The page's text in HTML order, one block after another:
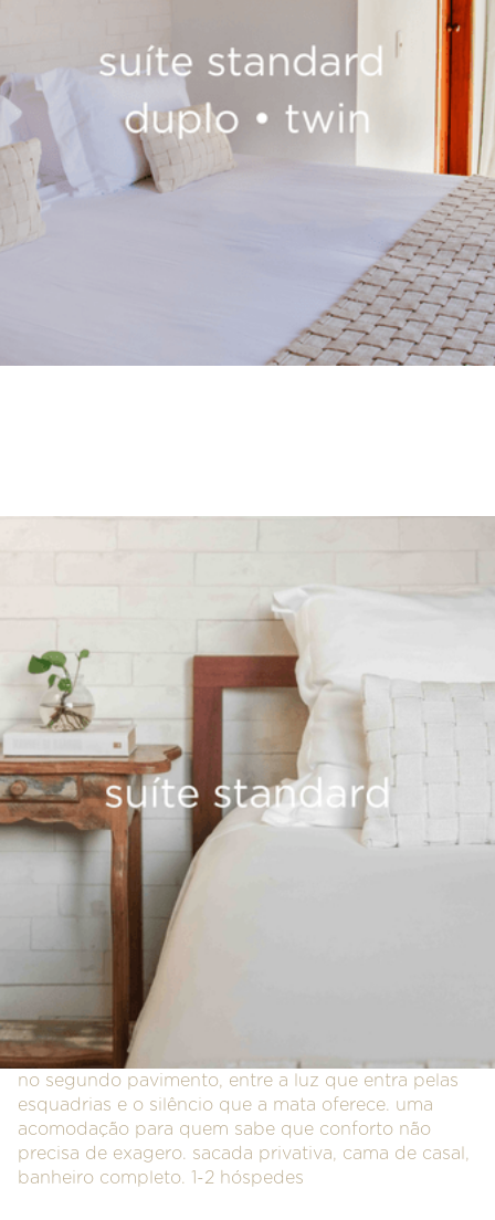
no segundo pavimento, entre a luz que entra pelas
esquadrias e o silêncio que a mata oferece. uma
acomodação para quem sabe que conforto não
precisa de exagero. sacada privativa, cama de casal,
banheiro completo. 1-2 hóspedes